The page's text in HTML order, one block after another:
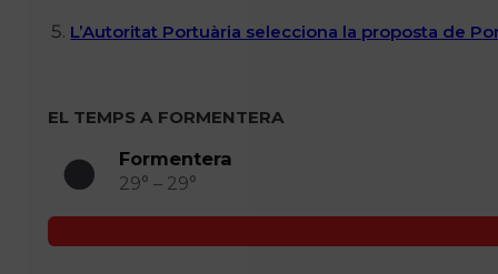
L’Autoritat Portuària selecciona la proposta de
EL TEMPS A FORMENTERA
Formentera
29° – 29°